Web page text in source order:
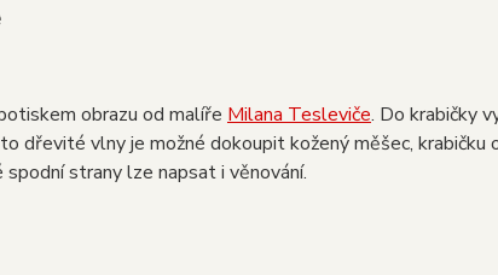
obrazu od malíře Milana Tesleviče. Do krabičky
dřevité vlny je možné dokoupit kožený měšec,
strany lze napsat i věnování.